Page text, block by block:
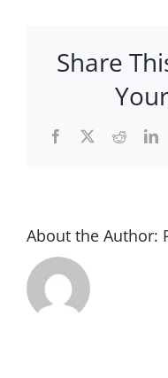
Share
Facebook
X Reddit
About the Author: